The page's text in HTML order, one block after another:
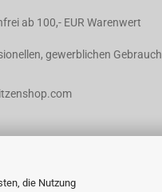
die Nutzung
ab 100,- EUR Warenwert
gewerblichen Gebrauch